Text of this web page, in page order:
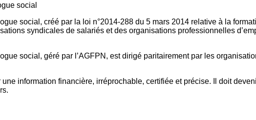
social, créé par la loi n°2014-288 du 5 mars 2014 relative à la
syndicales de salariés et des organisations professionnelles
social, géré par l’AGFPN, est dirigé paritairement par les
une information financière, irréprochable, certifiée et précise. Il doit